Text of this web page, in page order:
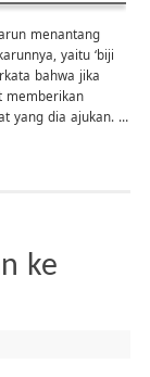
menantang
yaitu ‘biji
bahwa jika
memberikan
yang dia ajukan. …
ke